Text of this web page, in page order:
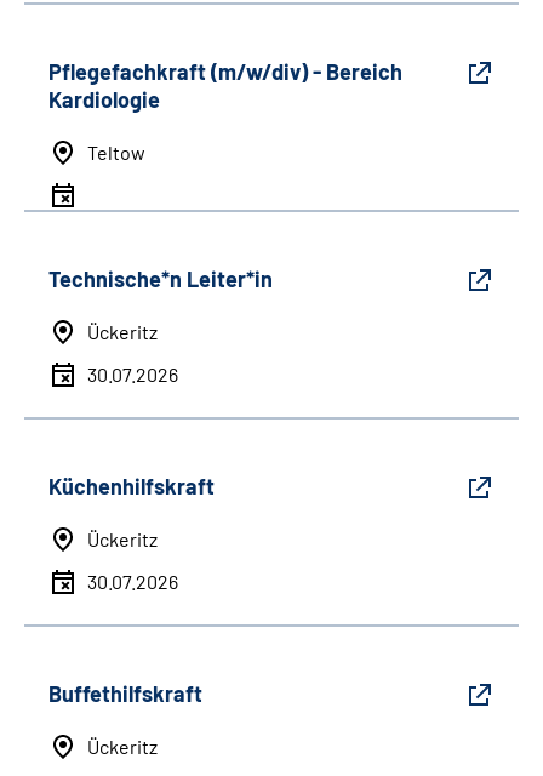
Pflegefachkraft (m/w/div) - Bereich
Kardiologie
Teltow
Technische*n Leiter*in
Ückeritz
30.07.2026
Küchenhilfskraft
Ückeritz
30.07.2026
Buffethilfskraft
Ückeritz